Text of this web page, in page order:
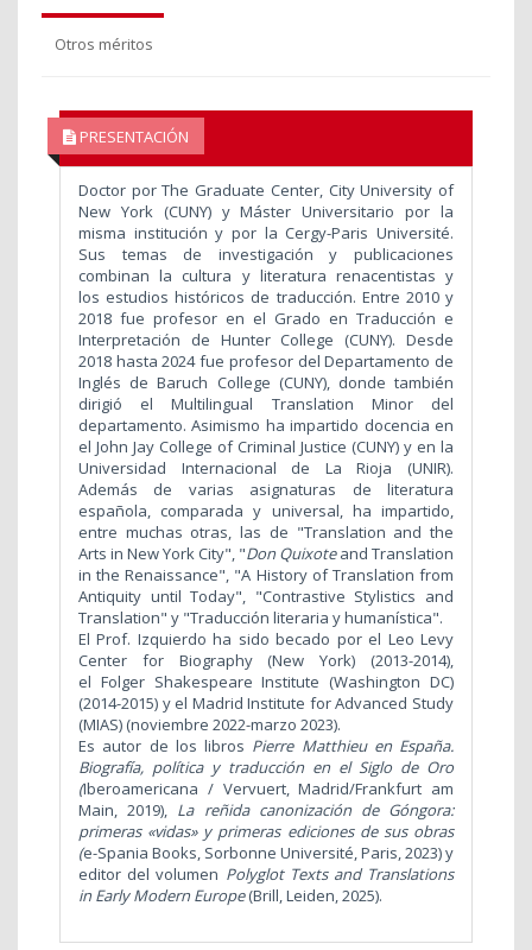
Otros méritos
PRESENTACIÓN
Doctor por The Graduate Center, City University of
New York (CUNY) y Máster Universitario por la
misma institución y por la Cergy-Paris Université.
Sus temas de investigación y publicaciones
combinan la cultura y literatura renacentistas y
los estudios históricos de traducción. Entre 2010 y
2018 fue profesor en el Grado en Traducción e
Interpretación de Hunter College (CUNY). Desde
2018 hasta 2024 fue profesor del Departamento de
Inglés de Baruch College (CUNY), donde también
dirigió el Multilingual Translation Minor del
departamento. Asimismo ha impartido docencia en
el John Jay College of Criminal Justice (CUNY) y en la
Universidad Internacional de La Rioja (UNIR).
Además de varias asignaturas de literatura
española, comparada y universal, ha impartido,
entre muchas otras, las de "Translation and the
Arts in New York City", "Don Quixoteand Translation
in the Renaissance", "A History of Translation from
Antiquity until Today", "Contrastive Stylistics and
Translation" y "Traducción literaria y humanística".
El Prof. Izquierdo ha sido becado por el Leo Levy
Center for Biography (New York) (2013-2014),
el Folger Shakespeare Institute (Washington DC)
(2014-2015) y el Madrid Institute for Advanced Study
(MIAS) (noviembre 2022-marzo 2023).
Es autor de los libros Pierre Matthieu en España.
Biografía, política y traducción en el Siglo de Oro
(Iberoamericana / Vervuert, Madrid/Frankfurt am
Main, 2019), La reñida canonización de Góngora:
primeras «vidas» y primeras ediciones de sus obras
(e-Spania Books, Sorbonne Université, Paris, 2023) y
editor del volumen Polyglot Texts and Translations
in Early Modern Europe(Brill, Leiden, 2025).